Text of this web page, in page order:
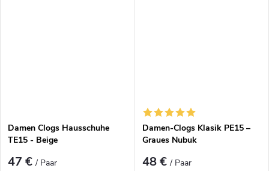
Damen Clogs Hausschuhe
TE15 - Beige
47 €/ Paar
Damen-Clogs Klasik PE15 –
Graues Nubuk
48 €/ Paar